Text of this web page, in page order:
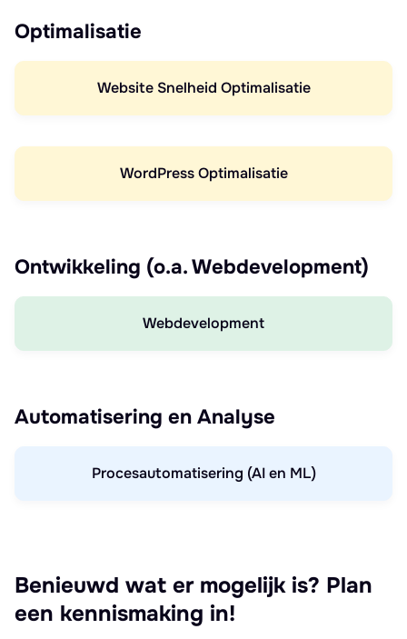
Optimalisatie
Website Snelheid Optimalisatie
WordPress Optimalisatie
Ontwikkeling (o.a. Webdevelopment)
Webdevelopment
Automatisering en Analyse
Procesautomatisering (AI en ML)
Benieuwd wat er mogelijk is? Plan
een kennismaking in!